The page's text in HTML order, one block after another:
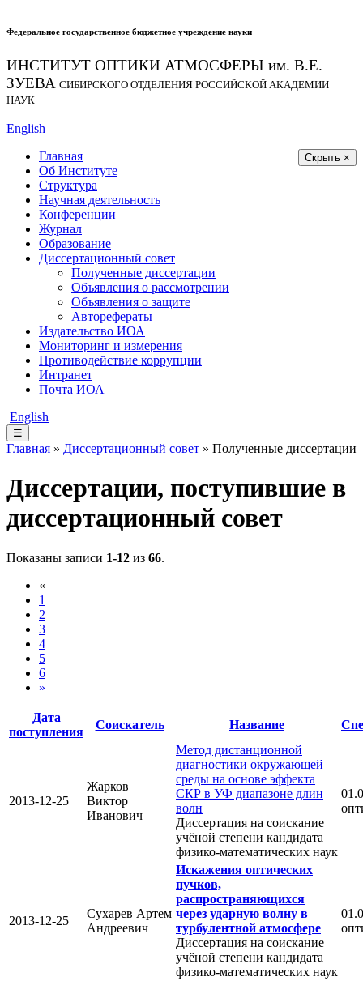
Федеральное государственное бюджетное учреждение науки
ИНСТИТУТ ОПТИКИ АТМОСФЕРЫ им. В.Е.
ЗУЕВА СИБИРСКОГО ОТДЕЛЕНИЯ РОССИЙСКОЙ АКАДЕМИИ
НАУК
English
Скрыть ×
Главная
Об Институте
Структура
Научная деятельность
Конференции
Журнал
Образование
Диссертационный совет
Полученные диссертации
Объявления о рассмотрении
Объявления о защите
Авторефераты
Издательство ИОА
Мониторинг и измерения
Противодействие коррупции
Интранет
Почта ИОА
English
☰
Главная » Диссертационный совет » Полученные диссертации
Диссертации, поступившие в
диссертационный совет
Показаны записи 1-12 из 66.
«
1
2
3
4
5
6
»
Дата
поступления
Соискатель Название
2013-12-25
Жарков
Виктор
Иванович
Метод дистанционной
диагностики окружающей
среды на основе эффекта
СКР в УФ диапазоне длин
волн
Диссертация на соискание
учёной степени кандидата
физико-математических наук
2013-12-25
Сухарев Артем
Андреевич
Искажения оптических
пучков,
распространяющихся
через ударную волну в
турбулентной атмосфере
Диссертация на соискание
учёной степени кандидата
физико-математических наук